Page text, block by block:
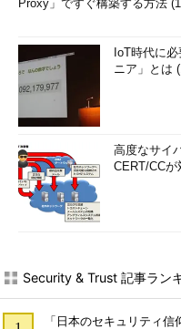
Proxy」ですぐ構築する方法
IoT時代に
ニア」とは
高度なサイ
CERT/CCが
Security & Trust 記事ラン
「日本のセキュリティ